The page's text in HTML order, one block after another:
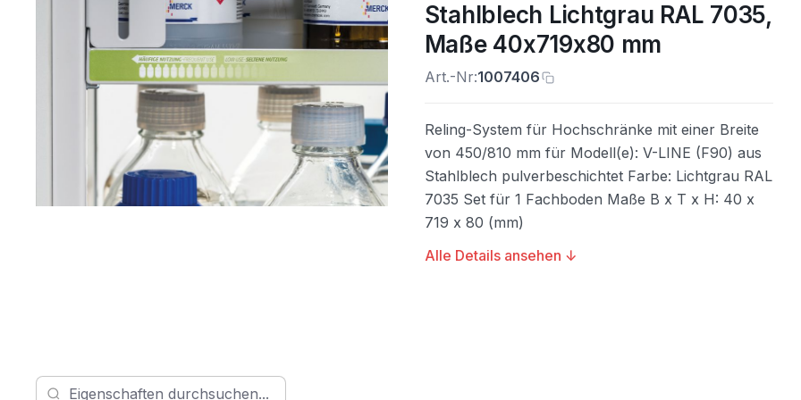
Stahlblech Lichtgrau RAL 7035,
Maße 40x719x80 mm
Art.-Nr:1007406
Reling-System für Hochschränke mit einer Breite
von 450/810 mm für Modell(e): V-LINE (F90) aus
Stahlblech pulverbeschichtet Farbe: Lichtgrau RAL
7035 Set für 1 Fachboden Maße B x T x H: 40 x
719 x 80 (mm)
Alle Details ansehen ↓